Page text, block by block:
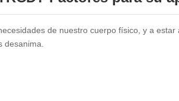
de nuestro cuerpo físico, y a estar